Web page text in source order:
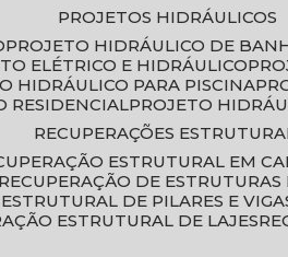
PROJETOS HIDRÁULICOS
PROJETO HIDRÁULICO DE
ELÉTRICO E HIDRÁULICO
HIDRÁULICO PARA PISCINA
RESIDENCIAL
PROJETO
RECUPERAÇÕES
ESTRUTURAL EM
RECUPERAÇÃO DE
ESTRUTURAL DE PILARES E
ESTRUTURAL DE LAJES